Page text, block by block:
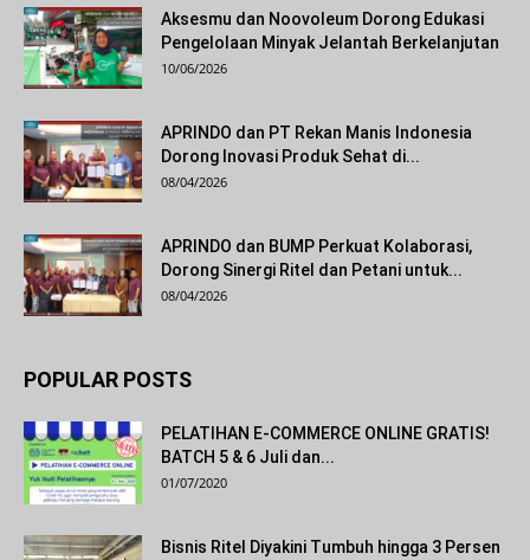
Aksesmu dan Noovoleum Dorong Edukasi
Pengelolaan Minyak Jelantah Berkelanjutan
10/06/2026
APRINDO dan PT Rekan Manis Indonesia
Dorong Inovasi Produk Sehat di...
08/04/2026
APRINDO dan BUMP Perkuat Kolaborasi,
Dorong Sinergi Ritel dan Petani untuk...
08/04/2026
POPULAR POSTS
PELATIHAN E-COMMERCE ONLINE GRATIS!
BATCH 5 & 6 Juli dan...
01/07/2020
Bisnis Ritel Diyakini Tumbuh hingga 3 Persen